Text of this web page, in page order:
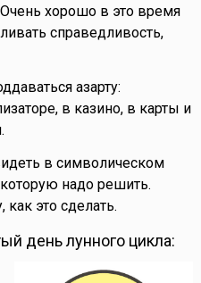
хорошо в это время
справедливость,
азарту:
в казино, в карты и
в символическом
надо решить.
как это сделать.
день лунного цикла: